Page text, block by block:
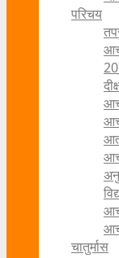
परिचय
चातुर्मास